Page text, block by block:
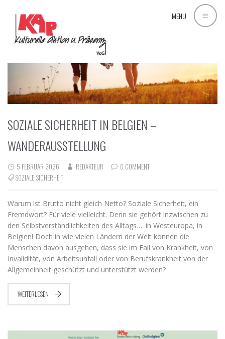
MENU
SOZIALE SICHERHEIT IN BELGIEN –
WANDERAUSSTELLUNG
5 FEBRUAR 2026 REDAKTEUR
0 COMMENT
SOZIALE SICHERHEIT
Warum ist Brutto nicht gleich Netto? Soziale Sicherheit, ein
Fremdwort? Für viele vielleicht. Denn sie gehört inzwischen zu
den Selbstverständlichkeiten des Alltags…. in Westeuropa, in
Belgien! Doch in wie vielen Ländern der Welt können die
Menschen davon ausgehen, dass sie im Fall von Krankheit, von
Invalidität, von Arbeitsunfall oder von Berufskrankheit von der
Allgemeinheit geschützt und unterstützt werden?
WEITERLESEN